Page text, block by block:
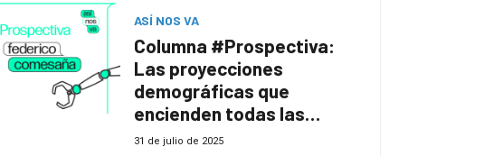
ASÍ NOS VA
Columna #Prospectiva:
Las proyecciones
demográficas que
encienden todas las
alertas
31 de julio de 2025